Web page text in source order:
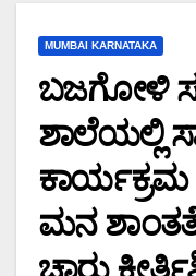
MUMBAI KARNATAKA
ಬಜಗೋಳಿ
ಶಾಲೆಯಲ್ಲಿ
ಮನ